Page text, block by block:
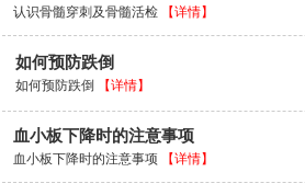
认识骨髓穿刺及骨髓活检 【详情】
如何预防跌倒
如何预防跌倒 【详情】
血小板下降时的注意事项
血小板下降时的注意事项 【详情】